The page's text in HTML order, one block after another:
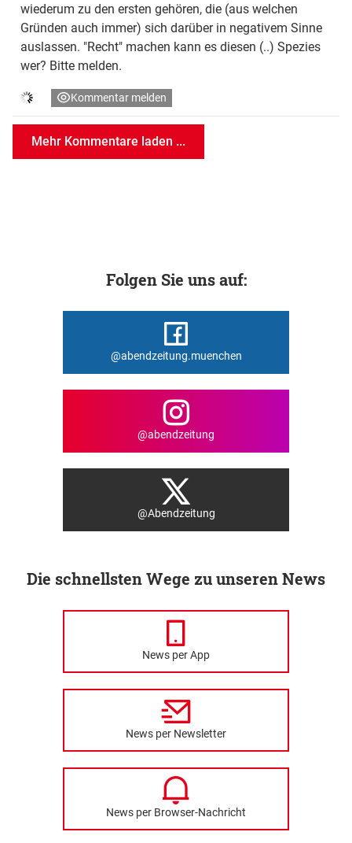
wiederum zu den ersten gehören, die (aus welchen
Gründen auch immer) sich darüber in negativem Sinne
auslassen. "Recht" machen kann es diesen (..) Spezies
wer? Bitte melden.
Kommentar melden
Mehr Kommentare laden ...
Folgen Sie uns auf:
@abendzeitung.muenchen
@abendzeitung
@Abendzeitung
Die schnellsten Wege zu unseren News
News per App
News per Newsletter
News per Browser-Nachricht